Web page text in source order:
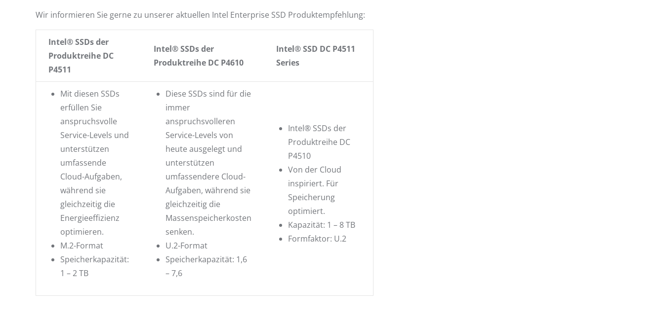
Wir informieren Sie gerne zu unserer aktuellen Intel Enterprise SSD Produktempfehlung:
Intel® SSDs der
Produktreihe DC
P4511
Intel® SSDs der
Produktreihe DC P4610
Intel® SSD DC P4511
Series
Mit diesen SSDs
erfüllen Sie
anspruchsvolle
Service-Levels und
unterstützen
umfassende
Cloud-Aufgaben,
während sie
gleichzeitig die
Energieeffizienz
optimieren.
M.2-Format
Speicherkapazität:
1 – 2 TB
Diese SSDs sind für die
immer
anspruchsvolleren
Service-Levels von
heute ausgelegt und
unterstützen
umfassendere Cloud-
Aufgaben, während sie
gleichzeitig die
Massenspeicherkosten
senken.
U.2-Format
Speicherkapazität: 1,6
– 7,6
Intel® SSDs der
Produktreihe DC
P4510
Von der Cloud
inspiriert. Für
Speicherung
optimiert.
Kapazität: 1 – 8 TB
Formfaktor: U.2